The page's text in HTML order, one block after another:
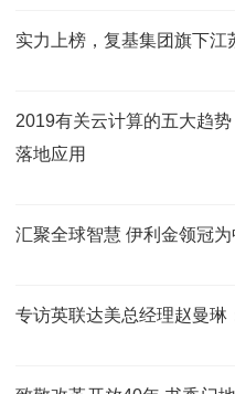
实力上榜，复基集团旗下
2019有关云计算的五大趋
落地应用
汇聚全球智慧 伊利金领冠为
专访英联达美总经理赵曼琳